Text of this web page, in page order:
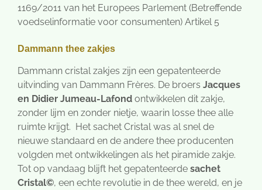
1169/2011 van het Europees Parlement (Betreffende
voedselinformatie voor consumenten) Artikel 5
Dammann thee zakjes
Dammann cristal zakjes zijn een gepatenteerde
uitvinding van Dammann Frères. De broers Jacques
en Didier Jumeau-Lafond ontwikkelen dit zakje,
zonder lijm en zonder nietje, waarin losse thee alle
ruimte krijgt. Het sachet Cristal was al snel de
nieuwe standaard en de andere thee producenten
volgden met ontwikkelingen als het piramide zakje.
Tot op vandaag blijft het gepatenteerde sachet
Cristal©, een echte revolutie in de thee wereld, en je